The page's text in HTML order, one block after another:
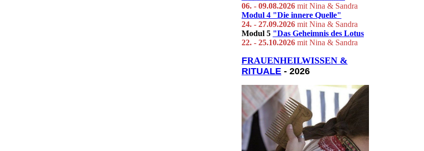
06. - 09.08.2026 mit Nina & Sandra
Modul 4 "Die innere Quelle"
24. - 27.09.2026 mit Nina & Sandra
Modul 5 "Das Geheimnis des Lotus
22. - 25.10.2026 mit Nina & Sandra
FRAUENHEILWISSEN &
RITUALE - 2026